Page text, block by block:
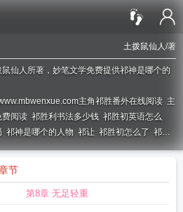
土拨鼠仙人/著
仙人所著，妙笔文学免费提供祁神是哪个的
主角祁胜番外在线阅读 主
费阅读 祁胜利书法多少钱 祁胜初英语怎么
祁神是哪个的人物 祁让 祁胜初怎么了 祁胜
厅长经典语录胜天半子的的全句主角叫祁
阅读
节
第8章 无足轻重